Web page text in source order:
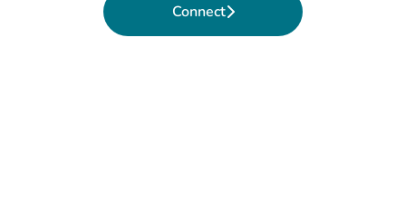
Connect